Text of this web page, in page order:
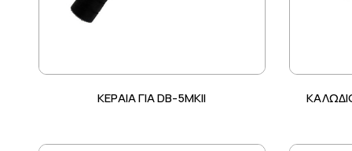
ΚΕΡΑΙΑ ΓΙΑ DB-5MKII